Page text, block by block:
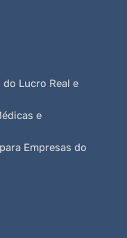
Lucro Real e
e
Empresas do